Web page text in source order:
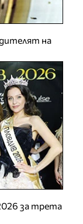
на
за трета